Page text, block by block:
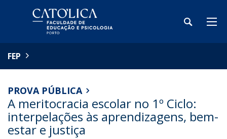
FEP
PROVA PÚBLICA
A meritocracia escolar no 1º Ciclo:
interpelações às aprendizagens, bem-
estar e justiça